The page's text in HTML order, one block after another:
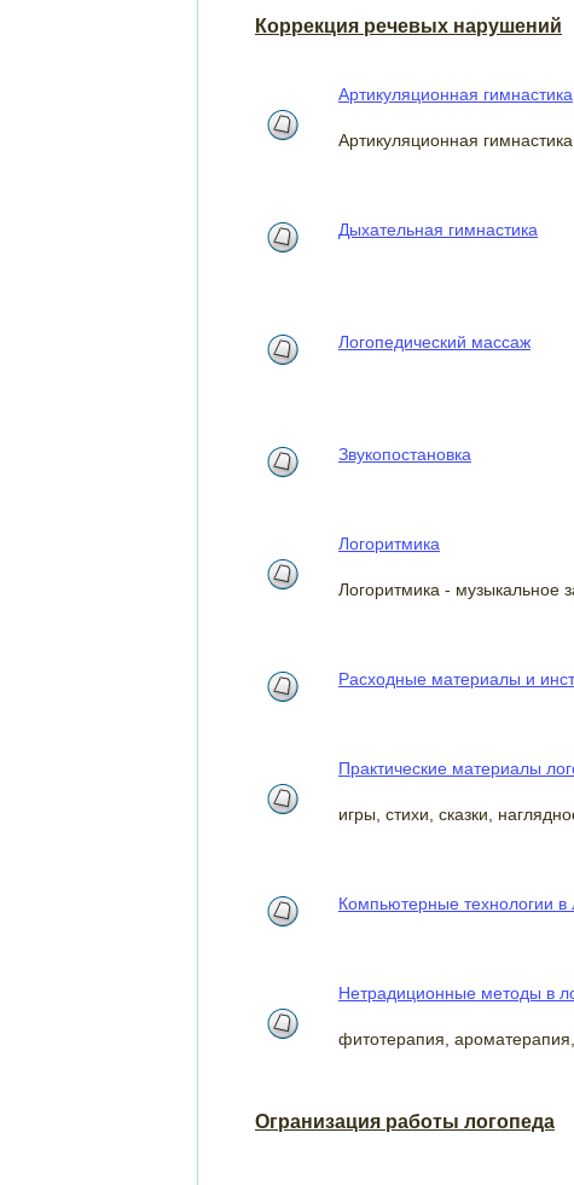
Коррекция речевых нарушений
Артикуляционная гимнастика
Артикуляционная
Дыхательная гимнастика
Логопедический массаж
Звукопостановка
Логоритмика
Логоритмика - музыкальное
Расходные материалы и
Практические материалы
игры, стихи, сказки,
Компьютерные технологии в
Нетрадиционные методы в
фитотерапия,
Огранизация работы логопеда